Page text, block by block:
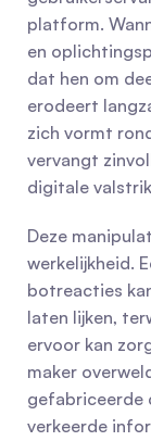
platform.
en
dat hen om
erodeert
zich vormt
vervangt
digitale
Deze
werkelijkheid.
botreacties
laten lijken,
ervoor kan
maker
gefabriceerde
verkeerde